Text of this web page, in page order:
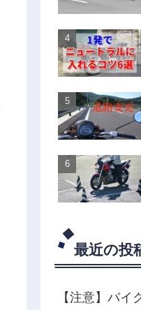
最近の投
【注意】バイ